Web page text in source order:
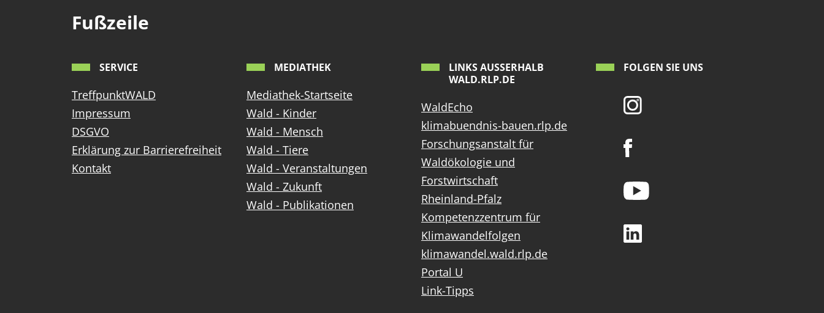
Fußzeile
SERVICE
TreffpunktWALD
Impressum
DSGVO
Erklärung zur Barrierefreiheit
Kontakt
MEDIATHEK
Mediathek-Startseite
Wald - Kinder
Wald - Mensch
Wald - Tiere
Wald - Veranstaltungen
Wald - Zukunft
Wald - Publikationen
LINKS AUSSERHALB W
ALD.RLP.DE
WaldEcho
klimabuendnis-bauen.rlp.de
Forschungsanstalt für
Waldökologie und
Forstwirtschaft
Rheinland-Pfalz
Kompetenzzentrum für
Klimawandelfolgen
klimawandel.wald.rlp.de
Portal U
Link-Tipps
FOLGEN SIE UNS